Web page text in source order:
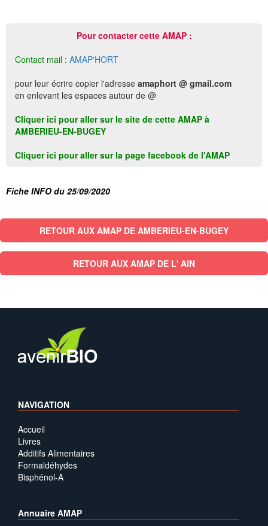
Pour contacter cette AMAP :
Contact mail : AMAP'HORT
pour leur écrire copier l'adresse amaphort @ gmail.com
en enlevant les espaces autour de @
Cliquer ici pour aller sur le site de cette AMAP à
AMBERIEU-EN-BUGEY
Cliquer ici pour aller sur la page facebook de l'AMAP
Fiche INFO du 25/09/2020
RETOUR AUX AMAP DE AMBERIEU-EN-BUGEY
RETOUR AUX AMAP DE L' AIN
NAVIGATION
Accueil
Livres
Additifs Alimentaires
Formaldéhydes
Bisphénol-A
Annuaire AMAP